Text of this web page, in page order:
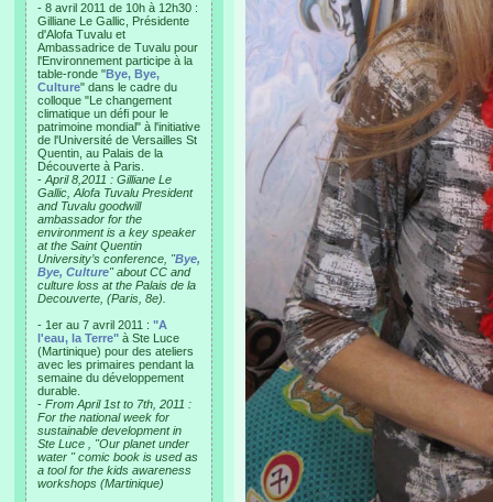
- 8 avril 2011 de 10h à 12h30 :
Gilliane Le Gallic, Présidente
d'Alofa Tuvalu et
Ambassadrice de Tuvalu pour
l'Environnement participe à la
table-ronde "Bye, Bye,
Culture" dans le cadre du
colloque "Le changement
climatique un défi pour le
patrimoine mondial" à l'initiative
de l'Université de Versailles St
Quentin, au Palais de la
Découverte à Paris.
- April 8,2011 : Gilliane Le
Gallic, Alofa Tuvalu President
and Tuvalu goodwill
ambassador for the
environment is a key speaker
at the Saint Quentin
University’s conference, "Bye,
Bye, Culture" about CC and
culture loss at the Palais de la
Decouverte, (Paris, 8e).
- 1er au 7 avril 2011 : "A
l'eau, la Terre" à Ste Luce
(Martinique) pour des ateliers
avec les primaires pendant la
semaine du développement
durable.
- From April 1st to 7th, 2011 :
For the national week for
sustainable development in
Ste Luce , "Our planet under
water " comic book is used as
a tool for the kids awareness
workshops (Martinique)